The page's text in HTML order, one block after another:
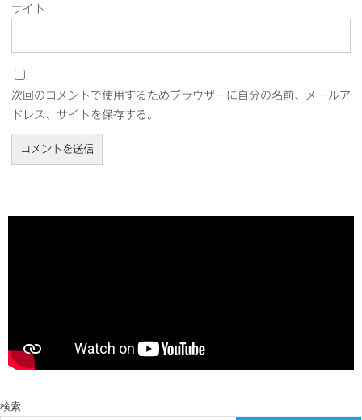
サイト
次回のコメントで使用するためブラウザーに自分の名前、メールア
ドレス、サイトを保存する。
検索